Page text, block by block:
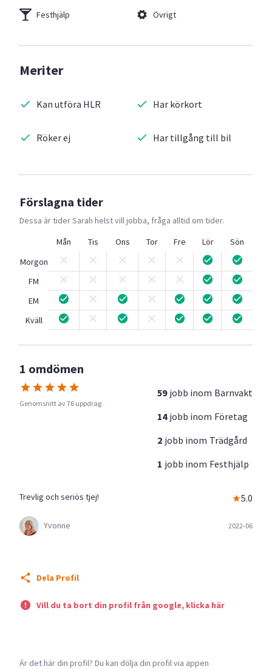
Festhjälp
Övrigt
Meriter
Kan utföra HLR
Röker ej
Har körkort
Har tillgång till bil
Förslagna tider
Dessa är tiderSarah helst vill jobba, fråga alltid om tider.
Mån
Tis Ons Tor Fre Lör
Sön
Morgon
FM
EM
Kväll
1 omdömen
Genomsnitt av 76 uppdrag
59 jobb inom Barnvakt
14 jobb inom Företag
2 jobb inom Trädgård
1 jobb inom Festhjälp
Trevlig och seriös tjej! 5.0
Yvonne 2022-06
Dela Profil
Vill du ta bort din profil från google, klicka här
Är det här din profil? Du kan dölja din profil via appen